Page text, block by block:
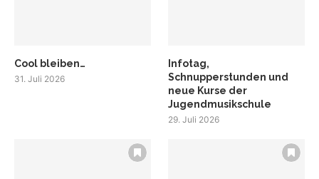
Cool bleiben…
31. Juli 2026
Infotag,
Schnupperstunden und
neue Kurse der
Jugendmusikschule
29. Juli 2026